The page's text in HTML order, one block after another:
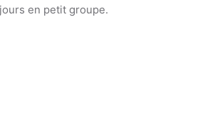
en petit groupe.